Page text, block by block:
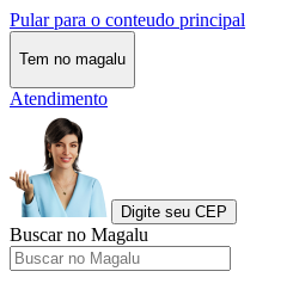
Pular para o conteudo principal
Tem no magalu
Atendimento
Digite seu CEP
Buscar no Magalu